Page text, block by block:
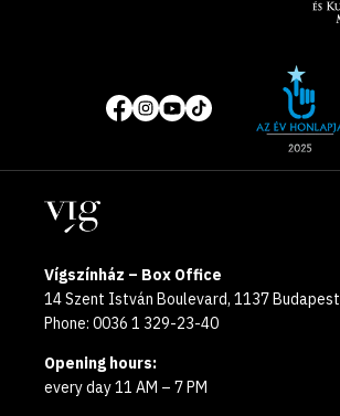
Social
media
pages
of
year
Locations
Vígszínház – Box Office
14 Szent István Boulevard, 1137 Budapest
Phone: 0036 1 329-23-40
Opening hours:
every day 11 AM – 7 PM